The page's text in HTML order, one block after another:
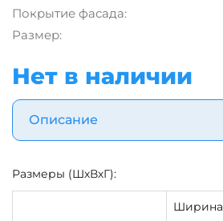
Покрытие фасада:
Размер:
Нет в наличии
Описание
Размеры (ШхВхГ):
Ширина